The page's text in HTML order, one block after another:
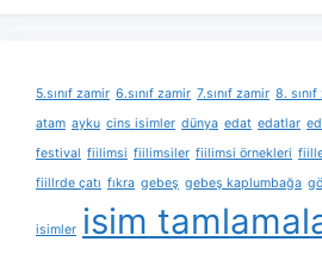
5.sınıf zamir 6.sınıf zamir 7.sınıf zamir 8.
atam ayku cins isimler dünya edat edatlar
festival fiilimsi fiilimsiler fiilimsi örnekleri
fiillrde çatı fıkra gebeş gebeş kaplumbağa
isimler isim